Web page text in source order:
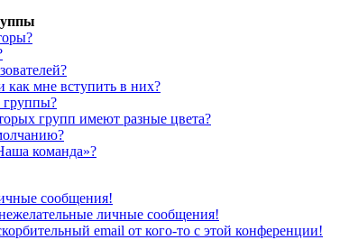
как мне вступить в них?
группы?
групп имеют разные цвета?
команда»?
сообщения!
личные сообщения!
email от кого-то с этой конференции!